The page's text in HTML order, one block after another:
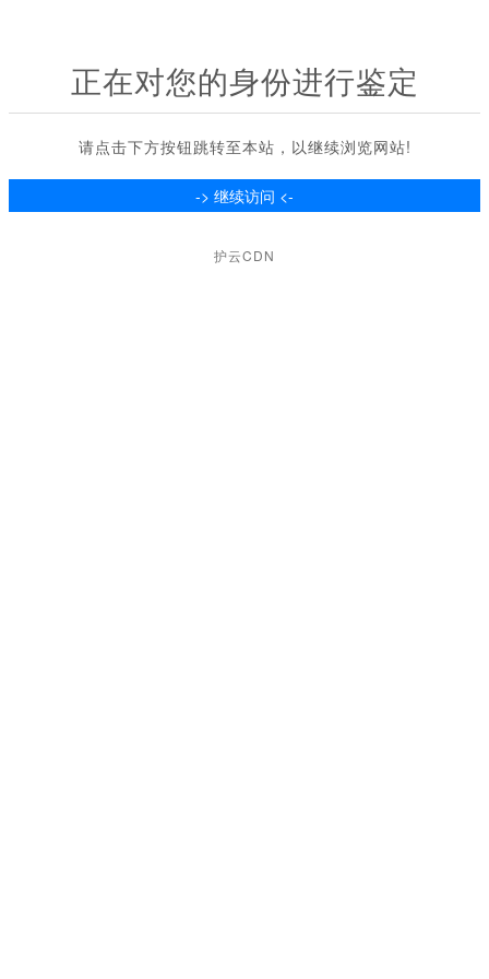
正在对您的身份进行鉴定
请点击下方按钮跳转至本站，以继续浏览网站!
护云CDN